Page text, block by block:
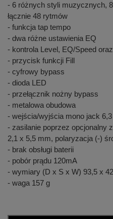
- 6 różnych styli muzycznych,
łącznie 48 rytmów
- funkcja tap tempo
- dwa różne ustawienia EQ
- kontrola Level, EQ/Speed
- przycisk funkcji Fill
- cyfrowy bypass
- dioda LED
- przełącznik nożny bypass
- metalowa obudowa
- wejścia/wyjścia mono jack
- zasilanie poprzez opcjonalny
2,1 x 5,5 mm, polaryzacja (-)
- brak obsługi baterii
- pobór prądu 120mA
- wymiary (D x S x W) 93,5 x
- waga 157 g